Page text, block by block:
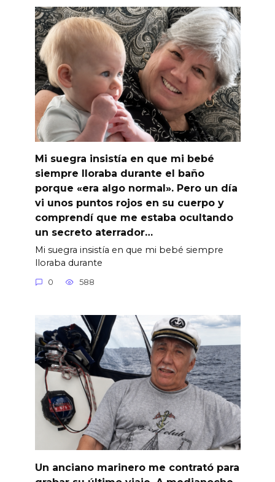
Mi suegra insistía en que mi bebé
siempre lloraba durante el baño
porque «era algo normal». Pero un día
vi unos puntos rojos en su cuerpo y
comprendí que me estaba ocultando
un secreto aterrador…
Mi suegra insistía en que mi bebé siempre
lloraba durante
0 588
Un anciano marinero me contrató para